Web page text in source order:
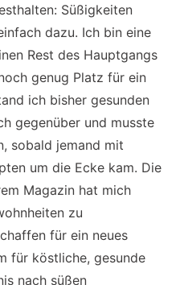
Süßigkeiten
dazu. Ich bin eine
Rest des Hauptgangs
genug Platz für ein
ich bisher gesunden
gegenüber und musste
sobald jemand mit
um die Ecke kam. Die
Magazin hat mich
zu
für ein neues
für köstliche, gesunde
nach süßen